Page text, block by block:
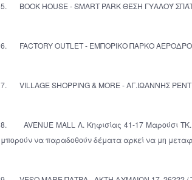
5. BOOK HOUSE - SMART PARK ΘΈΣΗ ΓΥΑΛΟΎ
6. FACTORY OUTLET - ΕΜΠΟΡΙΚΟ ΠΑΡΚΟ
7. VILLAGE SHOPPING & MORE - ΑΓ.ΙΩΑΝΝΗΣ
8. AVENUE MALL Λ. Κηφισίας 41-17 Μαρούσι ΤΚ.
μπορούν να παραδοθούν δέματα αρκεί να μη